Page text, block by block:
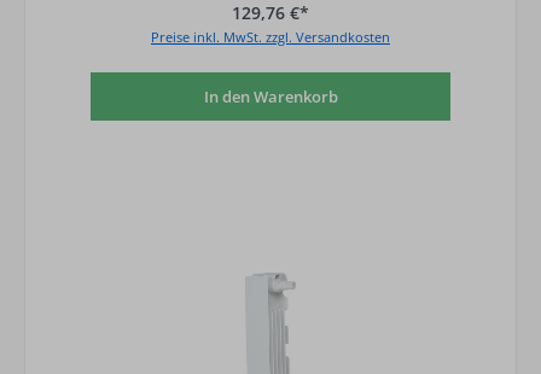
129,76 €*
Preise inkl. MwSt. zzgl. Versandkosten
In den Warenkorb